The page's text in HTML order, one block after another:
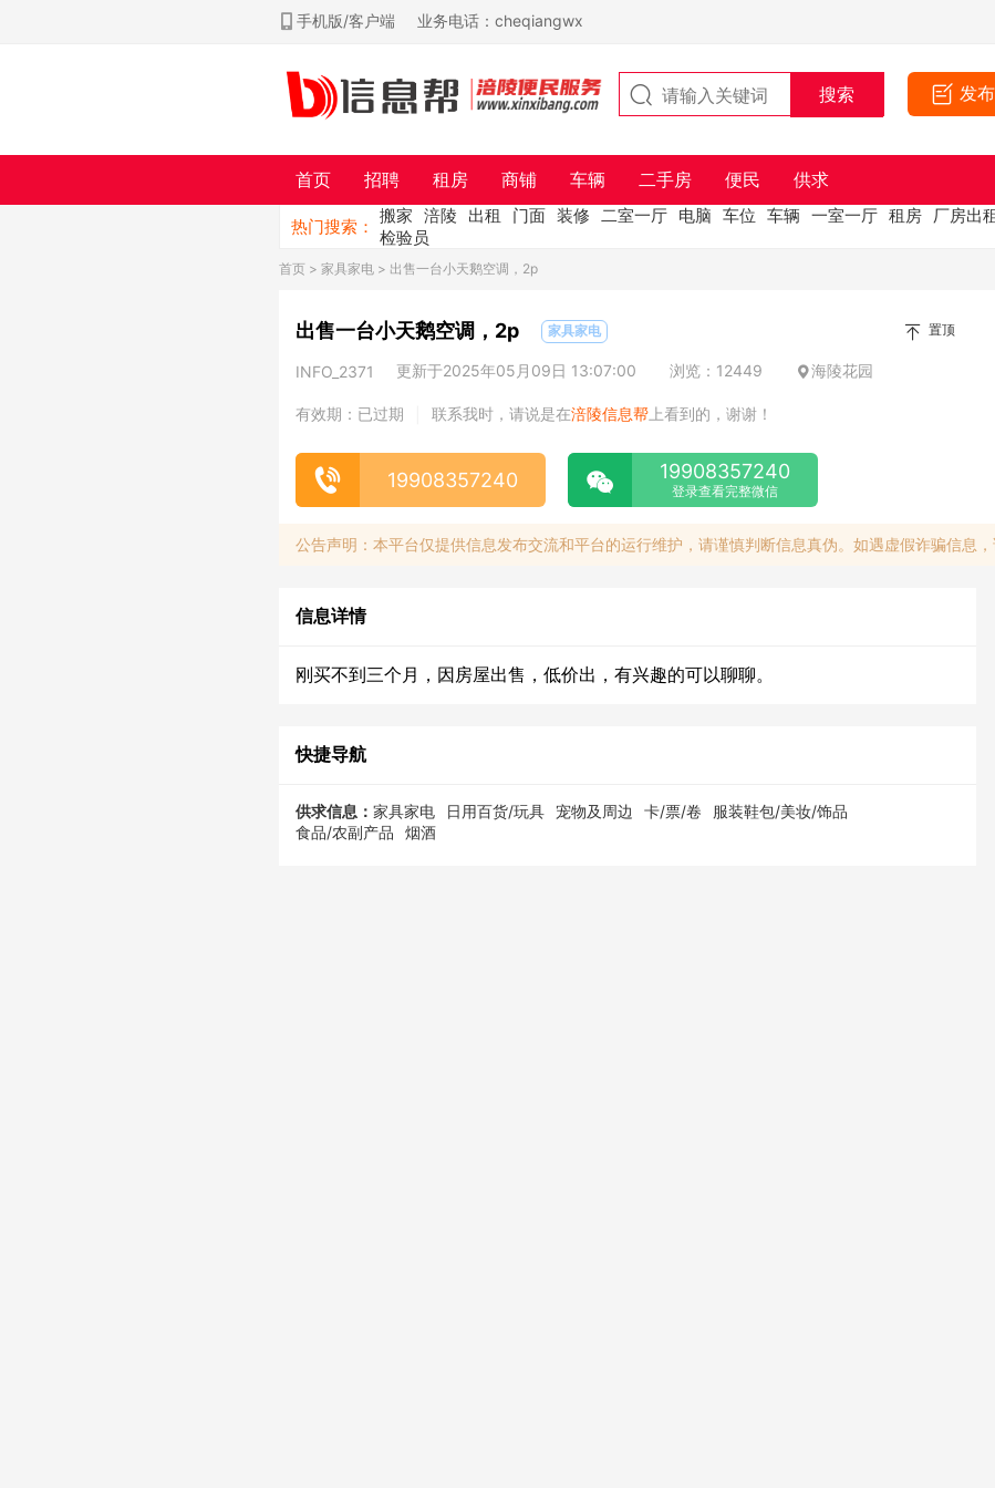
手机版/客户端 业务电话：cheqiangwx
发
首页 招聘 租房 商铺 车辆 二手房 便民 供求
热门搜索：
搬家 涪陵 出租 门面 装修 二室一厅 电脑 车位 车辆 一室一厅 租房 厂房出
检验员
首页 > 家具家电 > 出售一台小天鹅空调，2p
出售一台小天鹅空调，2p 家具家电 置顶
INFO_2371 更新于2025年05月09日 13:07:00 浏览：12449 海陵花园
有效期：已过期 联系我时，请说是在涪陵信息帮 上看到的，谢谢！
19908357240 19908357240
登录查看完整微信
公告声明：本平台仅提供信息发布交流和平台的运行维护，请谨慎判断信息真伪。如遇虚假诈骗信息
信息详情
刚买不到三个月，因房屋出售，低价出，有兴趣的可以聊聊。
快捷导航
供求信息： 家具家电 日用百货/玩具 宠物及周边 卡/票/卷
服装鞋包/美妆/饰品
食品/农副产品
烟酒